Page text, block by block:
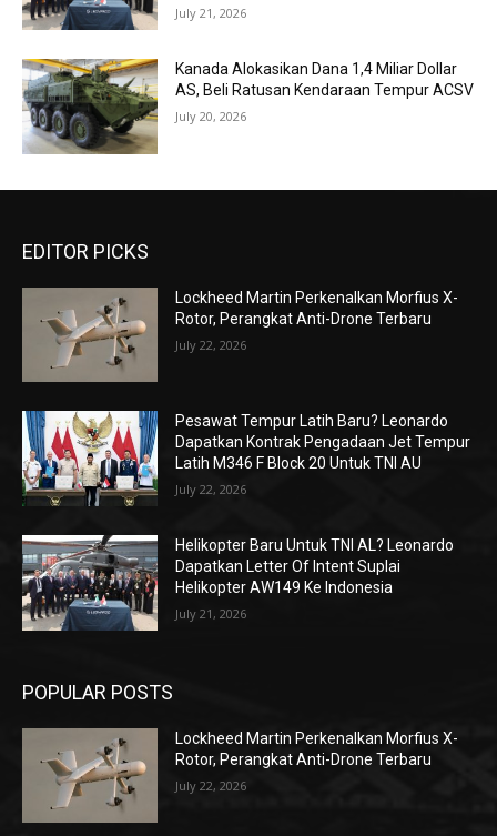
July 21, 2026
Kanada Alokasikan Dana 1,4 Miliar Dollar
AS, Beli Ratusan Kendaraan Tempur ACSV
July 20, 2026
EDITOR PICKS
Lockheed Martin Perkenalkan Morfius X-
Rotor, Perangkat Anti-Drone Terbaru
July 22, 2026
Pesawat Tempur Latih Baru? Leonardo
Dapatkan Kontrak Pengadaan Jet Tempur
Latih M346 F Block 20 Untuk TNI AU
July 22, 2026
Helikopter Baru Untuk TNI AL? Leonardo
Dapatkan Letter Of Intent Suplai
Helikopter AW149 Ke Indonesia
July 21, 2026
POPULAR POSTS
Lockheed Martin Perkenalkan Morfius X-
Rotor, Perangkat Anti-Drone Terbaru
July 22, 2026